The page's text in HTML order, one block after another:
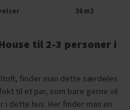
36 m2
til 2-3 personer i
finder man dette særdeles
til et par, som bare gerne vil
i dette hus. Her finder man en